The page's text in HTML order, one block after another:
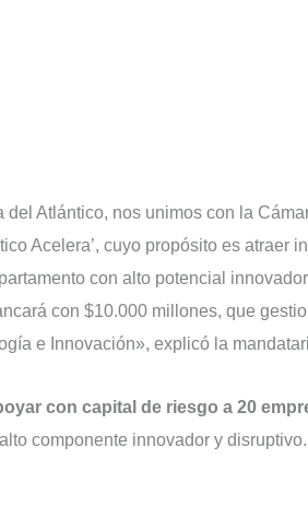
Atlántico, nos unimos con la
Acelera’, cuyo propósito es atraer
con alto potencial
con $10.000 millones, que
e Innovación», explicó la
con capital de riesgo a 20
componente innovador y disruptivo.